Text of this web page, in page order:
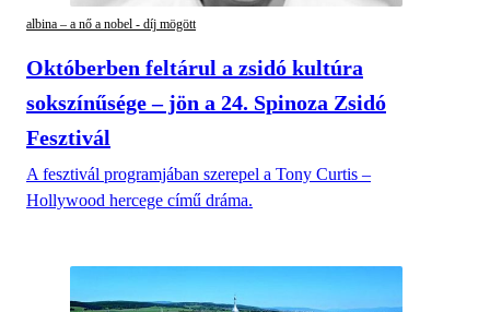
albina – a nő a nobel - díj mögött
Októberben feltárul a zsidó kultúra
sokszínűsége – jön a 24. Spinoza Zsidó
Fesztivál
A fesztivál programjában szerepel a Tony Curtis –
Hollywood hercege című dráma.